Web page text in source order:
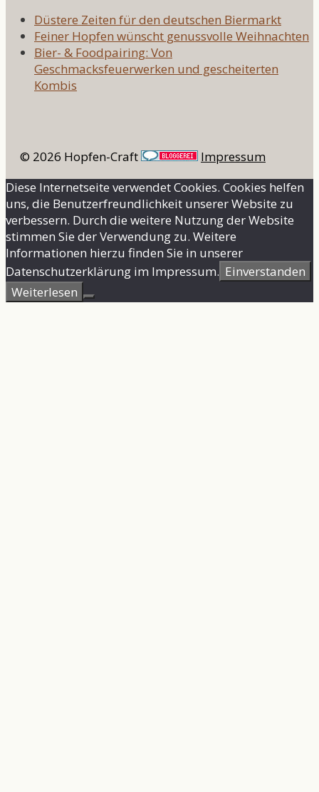
Düstere Zeiten für den deutschen Biermarkt
Feiner Hopfen wünscht genussvolle Weihnachten
Bier- & Foodpairing: Von
Geschmacksfeuerwerken und gescheiterten
Kombis
© 2026 Hopfen-Craft
Impressum
Diese Internetseite verwendet Cookies. Cookies helfen
uns, die Benutzerfreundlichkeit unserer Website zu
verbessern. Durch die weitere Nutzung der Website
stimmen Sie der Verwendung zu. Weitere
Informationen hierzu finden Sie in unserer
Datenschutzerklärung im Impressum. Einverstanden
Weiterlesen